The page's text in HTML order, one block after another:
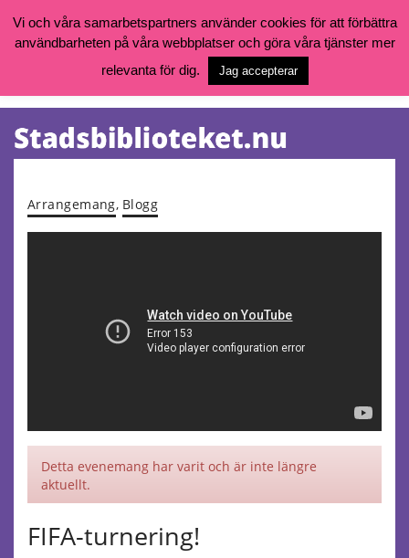
Vill du söka böcker, logga in på ditt bibliotekskonto eller nå övriga
goteborg.se/bibliotek
Öppettider, katalog och kontakt
Tjänster
Arrangemang, Blogg
Detta evenemang har varit och är inte längre
aktuellt.
FIFA-turnering!
Vi och våra samarbetspartners använder cookies för att förbättra
användbarheten på våra webbplatser och göra våra tjänster mer
relevanta för dig.
Jag accepterar